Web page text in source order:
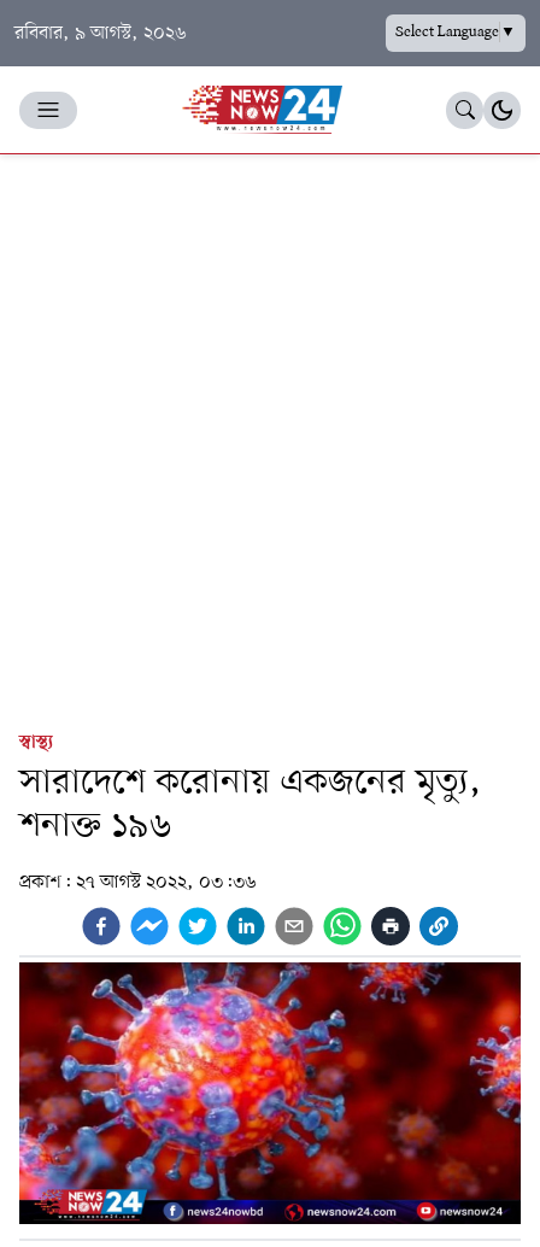
রবিবার, ৯ আগস্ট, ২০২৬ Select Language▼
স্বাস্থ্য
সারাদেশে করোনায় একজনের মৃত্যু,
শনাক্ত ১৯৬
প্রকাশ: ২৭ আগস্ট ২০২২, ০৩:৩৬